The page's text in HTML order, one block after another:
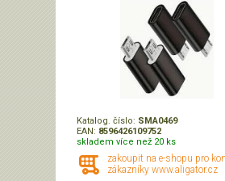
Katalog. číslo: SMA0469
EAN: 8596426109752
skladem více než 20 ks
zakoupit na e-shopu pro
zákazníky www.aligator.cz